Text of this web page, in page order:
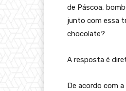
de Páscoa,
junto com essa
chocolate?
A resposta é
De acordo com